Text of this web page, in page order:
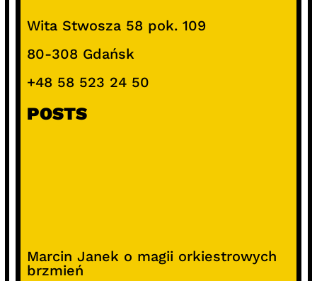
Wita Stwosza 58 pok. 109
80-308 Gdańsk
+48 58 523 24 50
POSTS
Marcin Janek o magii orkiestrowych
brzmień